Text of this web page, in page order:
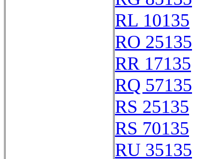
RL 10135
RO 25135
RR 17135
RQ 57135
RS 25135
RS 70135
RU 35135